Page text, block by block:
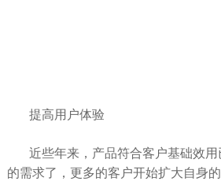
提高用户体验
近些年来，产品符合客户基础效
的需求了，更多的客户开始扩大自身